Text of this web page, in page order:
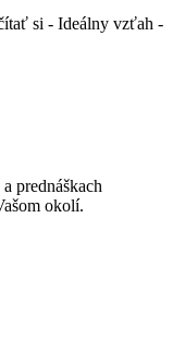
si - Ideálny vzťah -
prednáškach
okolí.